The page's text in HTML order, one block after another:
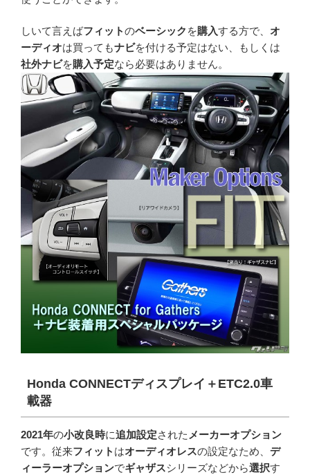
しいて言えばフィットのベーシック を購入する方で、 オ
ーディオは買ってもナビを付ける予定はない、もしくは
社外ナビを購入予定なら必要はありません。
Honda CONNECTディスプレイ＋ ETC2.0車
載器
2021年の小改良時に追加設定された メーカーオプション
です。従来フィット はオーディオレスの設定なため、 デ
ィーラーオプションでギャザスシリーズなどから選択す